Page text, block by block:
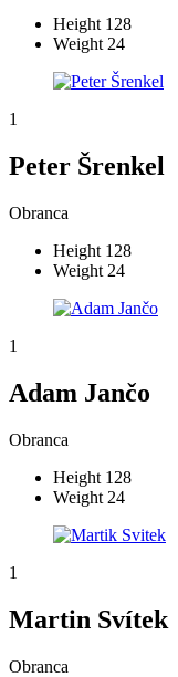
Height 128
Weight 24
1
Peter Šrenkel
Obranca
Height 128
Weight 24
1
Adam Jančo
Obranca
Height 128
Weight 24
1
Martin Svítek
Obranca